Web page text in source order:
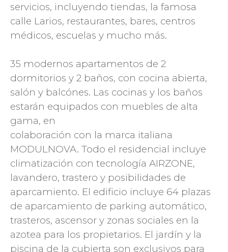
servicios, incluyendo tiendas, la famosa
calle Larios, restaurantes, bares, centros
médicos, escuelas y mucho más.
35 modernos apartamentos de 2
dormitorios y 2 baños, con cocina abierta,
salón y balcónes. Las cocinas y los baños
estarán equipados con muebles de alta
gama, en
colaboración con la marca italiana
MODULNOVA. Todo el residencial incluye
climatización con tecnología AIRZONE,
lavandero, trastero y posibilidades de
aparcamiento. El edificio incluye 64 plazas
de aparcamiento de parking automático,
trasteros, ascensor y zonas sociales en la
azotea para los propietarios. El jardín y la
piscina de la cubierta son exclusivos para